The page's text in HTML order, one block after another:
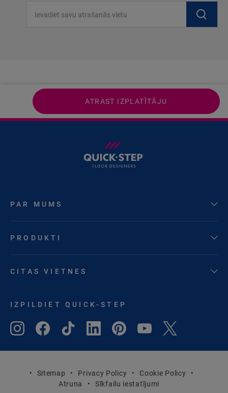
ATRAST IZPLATĪTĀJU
PAR MUMS
PRODUKTI
CITAS VIETNES
IZPILDIET QUICK-STEP
Sitemap Privacy Policy
Cookie Policy
Atruna
Sīkfailu iestatījumi